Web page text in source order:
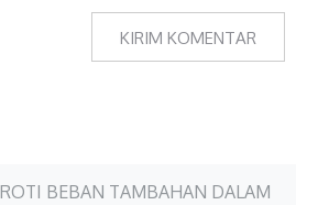
BEBAN TAMBAHAN DALAM